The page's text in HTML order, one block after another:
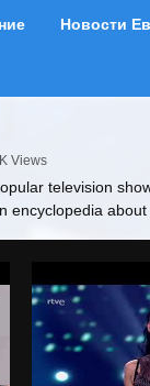
Новости
Views
television
encyclopedia